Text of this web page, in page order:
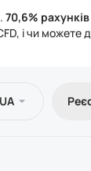
70,6%
і чи можете
Android
UA